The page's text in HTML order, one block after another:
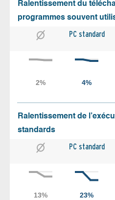
Ralentissement du
programmes souvent
PC standard
Ralentissement de
standards
PC standard